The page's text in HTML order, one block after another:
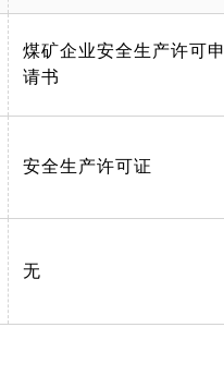
煤矿企业安全生产许可申
请书
安全生产许可证
无